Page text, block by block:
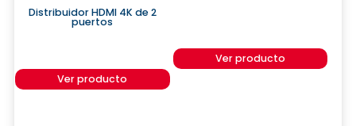
Distribuidor HDMI 4K de 2
puertos
Ver producto
Ver producto